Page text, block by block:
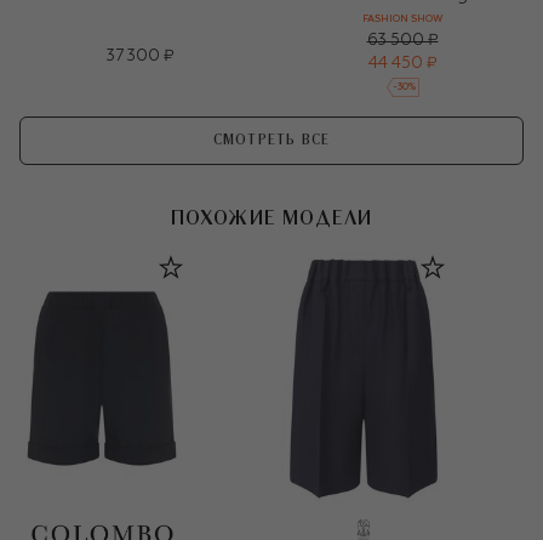
37 300 ₽
FASHION SHOW
63 500 ₽
44 450 ₽
-30%
СМОТРЕТЬ ВСЕ
ПОХОЖИЕ МОДЕЛИ